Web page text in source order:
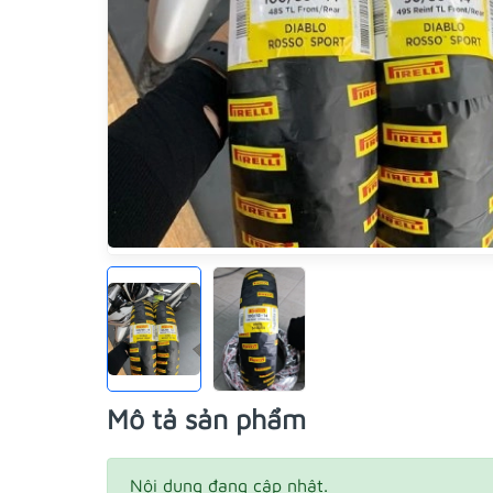
Mô tả sản phẩm
Nội dung đang cập nhật.